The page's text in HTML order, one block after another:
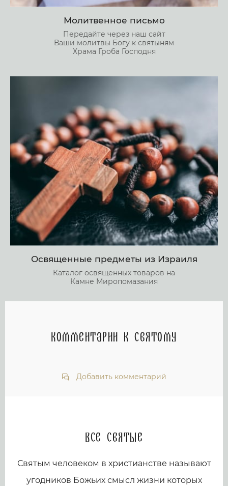
Молитвенное письмо
Передайте через наш сайт
Ваши молитвы Богу к святыням
Храма Гроба Господня
Освященные предметы из Израиля
Каталог освященных товаров на
Камне Миропомазания
Комментарии к святому
Добавить комментарий
Все святые
Святым человеком в христианстве называют
угодников Божьих смысл жизни которых